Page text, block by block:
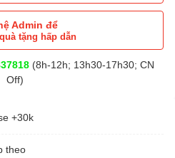
Admin để
tặng hấp dẫn
(8h-12h; 13h30-17h30; CN
Off)
+30k
theo